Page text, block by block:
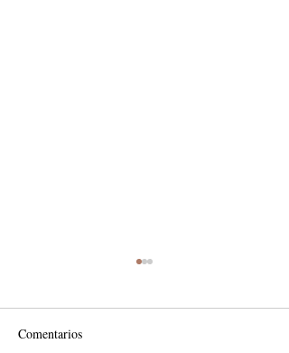
Comentarios